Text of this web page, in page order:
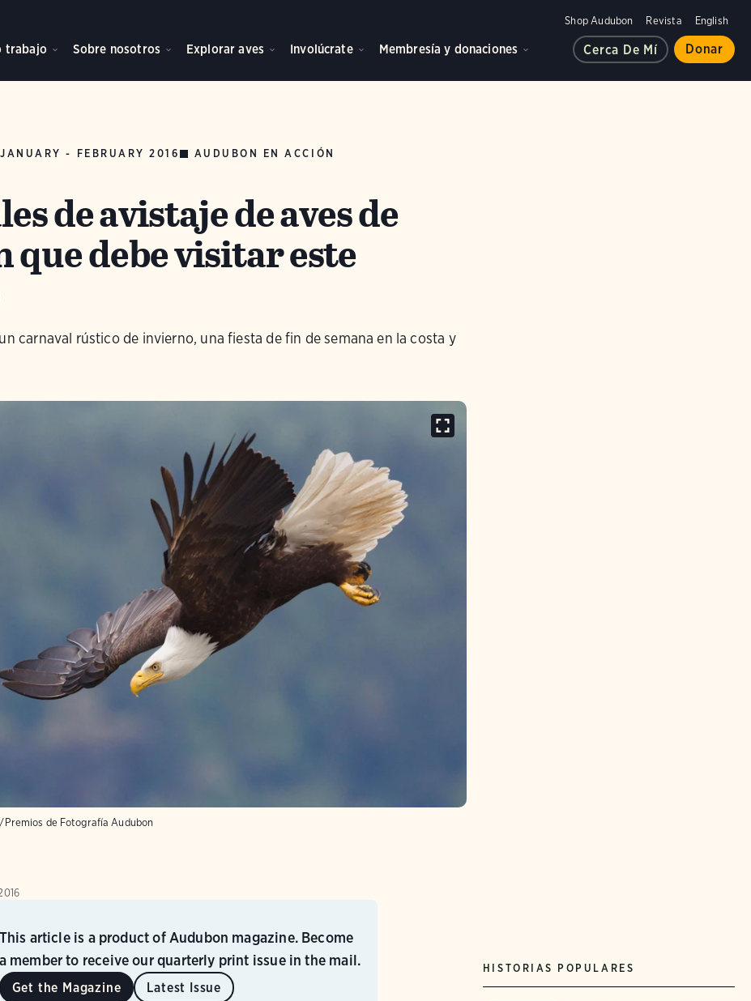
Shop Audubon Revista English
trabajo Sobre nosotros Explorar aves Involúcrate Membresía y donaciones Cerca De Mí Donar
JANUARY - FEBRUARY 2016 AUDUBON EN ACCIÓN
de avistaje de aves de
que debe visitar este
carnaval rústico de invierno, una fiesta de fin de semana en la costa y
Premios de Fotografía Audubon
This article is a product of Audubon magazine. Become
a member to receive our quarterly print issue in the mail.
Get the Magazine Latest Issue
HISTORIAS POPULARES